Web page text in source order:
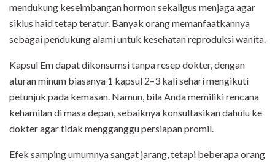
mendukung keseimbangan hormon sekaligus menjaga agar
siklus haid tetap teratur. Banyak orang memanfaatkannya
sebagai pendukung alami untuk kesehatan reproduksi wanita.
Kapsul Em dapat dikonsumsi tanpa resep dokter, dengan
aturan minum biasanya 1 kapsul 2–3 kali sehari mengikuti
petunjuk pada kemasan. Namun, bila Anda memiliki rencana
kehamilan di masa depan, sebaiknya konsultasikan dahulu ke
dokter agar tidak mengganggu persiapan promil.
Efek samping umumnya sangat jarang, tetapi beberapa orang